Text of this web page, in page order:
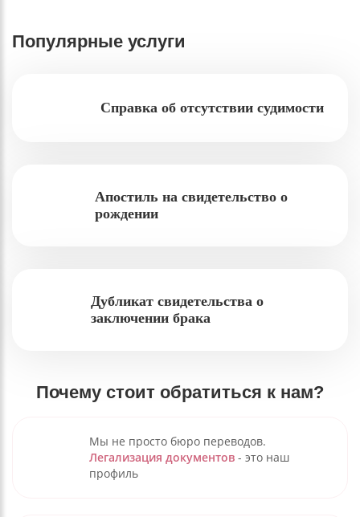
Популярные услуги
Справка об отсутствии судимости
Апостиль на свидетельство о
рождении
Дубликат свидетельства о
заключении брака
Почему стоит обратиться к нам?
Мы не просто бюро переводов.
Легализация документов - это наш
профиль